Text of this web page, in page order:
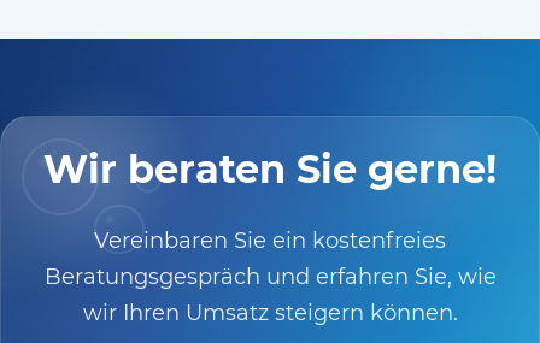
Wir beraten Sie gerne!
Vereinbaren Sie ein kostenfreies
Beratungsgespräch und erfahren Sie, wie
wir Ihren Umsatz steigern können.